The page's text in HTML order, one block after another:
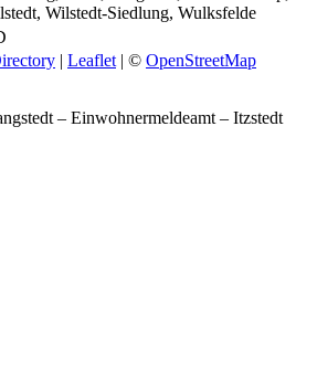
Wilstedt-Siedlung, Wulksfelde
| Leaflet | © OpenStreetMap
– Einwohnermeldeamt – Itzstedt